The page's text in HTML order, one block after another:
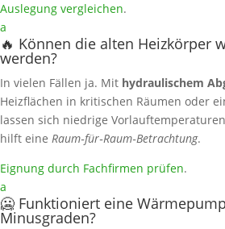
Auslegung vergleichen.
a
🔥 Können die alten Heizkörper
werden?
In vielen Fällen ja. Mit hydraulischem
Heizflächen in kritischen Räumen oder
lassen sich niedrige
hilft eine Raum‑für‑Raum‑Betrachtung.
Eignung durch Fachfirmen prüfen.
a
🥶 Funktioniert eine
Minusgraden?